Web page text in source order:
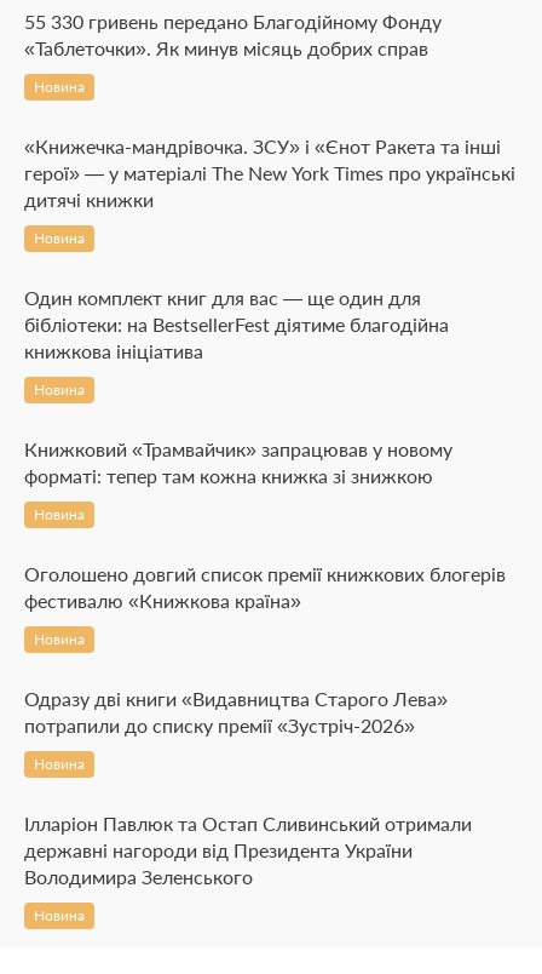
55 330 гривень передано Благодійному Фонду
«Таблеточки». Як минув місяць добрих справ
Новина
«Книжечка-мандрівочка. ЗСУ» і «Єнот Ракета та інші
герої» — у матеріалі The New York Times про українські
дитячі книжки
Новина
Один комплект книг для вас — ще один для
бібліотеки: на BestsellerFest діятиме благодійна
книжкова ініціатива
Новина
Книжковий «Трамвайчик» запрацював у новому
форматі: тепер там кожна книжка зі знижкою
Новина
Оголошено довгий список премії книжкових блогерів
фестивалю «Книжкова країна»
Новина
Одразу дві книги «Видавництва Старого Лева»
потрапили до списку премії «Зустріч-2026»
Новина
Ілларіон Павлюк та Остап Сливинський отримали
державні нагороди від Президента України
Володимира Зеленського
Новина